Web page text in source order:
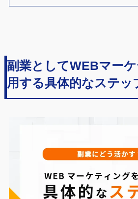
副業としてWEBマー
用する具体的なステッ